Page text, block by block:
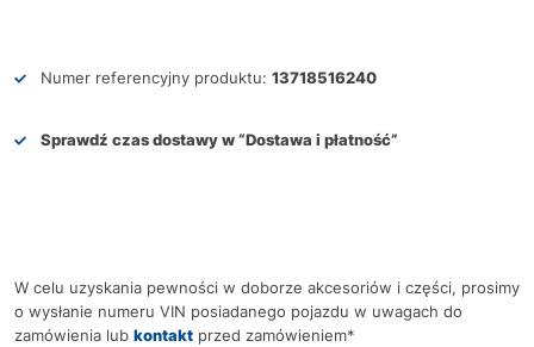
Numer referencyjny produktu: 13718516240
Sprawdź czas dostawy w“Dostawa i płatność”
W celu uzyskania pewności w doborze akcesoriów i części, prosimy
o wysłanie numeru VIN posiadanego pojazdu w uwagach do
zamówienia lub kontakt przed zamówieniem*